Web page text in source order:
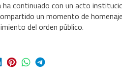
ha continuado con un acto
un momento de
del orden público.